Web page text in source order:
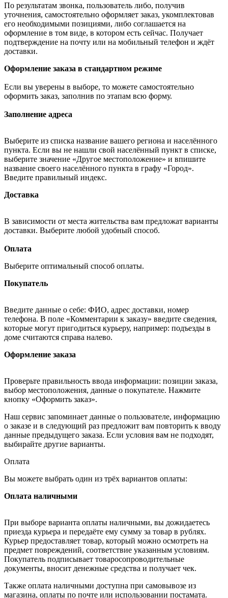
По результатам звонка, пользователь либо, получив
уточнения, самостоятельно оформляет заказ, укомплектовав
его необходимыми позициями, либо соглашается на
оформление в том виде, в котором есть сейчас. Получает
подтверждение на почту или на мобильный телефон и ждёт
доставки.
Оформление заказа в стандартном режиме
Если вы уверены в выборе, то можете самостоятельно
оформить заказ, заполнив по этапам всю форму.
Заполнение адреса
Выберите из списка название вашего региона и населённого
пункта. Если вы не нашли свой населённый пункт в списке,
выберите значение «Другое местоположение» и впишите
название своего населённого пункта в графу «Город».
Введите правильный индекс.
Доставка
В зависимости от места жительства вам предложат варианты
доставки. Выберите любой удобный способ.
Оплата
Выберите оптимальный способ оплаты.
Покупатель
Введите данные о себе: ФИО, адрес доставки, номер
телефона. В поле «Комментарии к заказу» введите сведения,
которые могут пригодиться курьеру, например: подъезды в
доме считаются справа налево.
Оформление заказа
Проверьте правильность ввода информации: позиции заказа,
выбор местоположения, данные о покупателе. Нажмите
кнопку «Оформить заказ».
Наш сервис запоминает данные о пользователе, информацию
о заказе и в следующий раз предложит вам повторить к вводу
данные предыдущего заказа. Если условия вам не подходят,
выбирайте другие варианты.
Оплата
Вы можете выбрать один из трёх вариантов оплаты:
Оплата наличными
При выборе варианта оплаты наличными, вы дожидаетесь
приезда курьера и передаёте ему сумму за товар в рублях.
Курьер предоставляет товар, который можно осмотреть на
предмет повреждений, соответствие указанным условиям.
Покупатель подписывает товаросопроводительные
документы, вносит денежные средства и получает чек.
Также оплата наличными доступна при самовывозе из
магазина, оплаты по почте или использовании постамата.